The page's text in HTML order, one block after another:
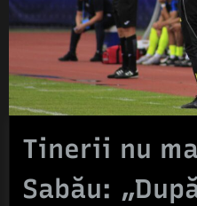
Tinerii nu
Sabău: